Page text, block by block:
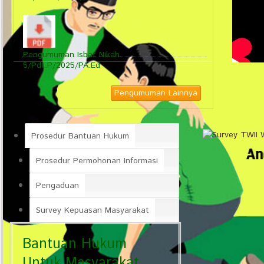
Pengumuman Isbat Nikah
5/Pdt.P/2025/PA.Ed
Pengumuman Lainnya
Prosedur Bantuan Hukum
Prosedur Permohonan Informasi
Pengaduan
Survey Kepuasan Masyarakat
Bantuan Hukum